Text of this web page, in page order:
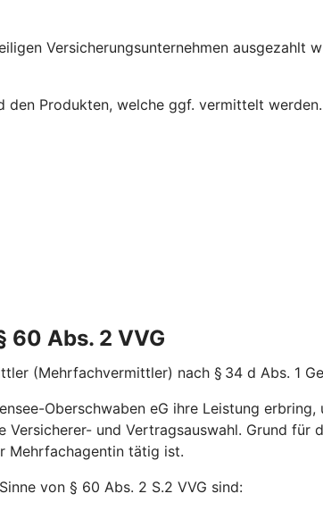
Versicherungsunternehmen ausgezahlt
den Produkten, welche ggf. vermittelt
60 Abs. 2 VVG
(Mehrfachvermittler) nach § 34 d Abs. 1
Oberschwaben eG ihre Leistung
und Vertragsauswahl. Grund
Mehrfachagentin tätig ist.
von § 60 Abs. 2 S.2 VVG sind: